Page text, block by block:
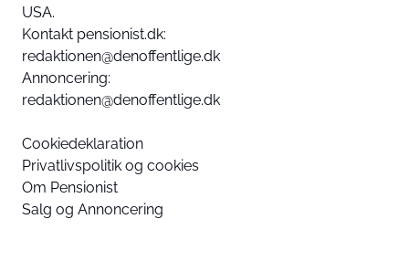
USA.
Kontakt pensionist.dk:
redaktionen@denoffentlige.dk
Annoncering:
redaktionen@denoffentlige.dk
Cookiedeklaration
Privatlivspolitik og cookies
Om Pensionist
Salg og Annoncering